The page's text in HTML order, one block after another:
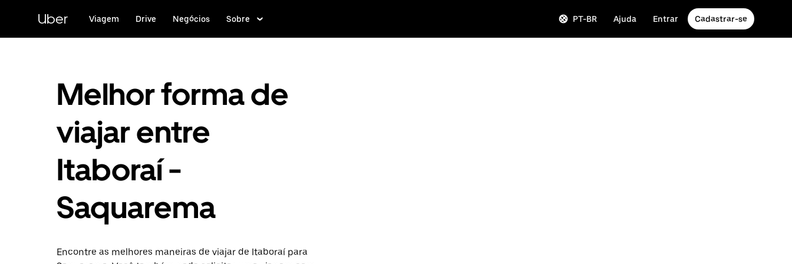
conteúdo
Uber Viagem Drive Negócios Sobre PT-BR Ajuda Entrar Cadastrar-se
Melhor forma de
viajar entre
Itaboraí -
Saquarema
Encontre as melhores maneiras de viajar de Itaboraí para